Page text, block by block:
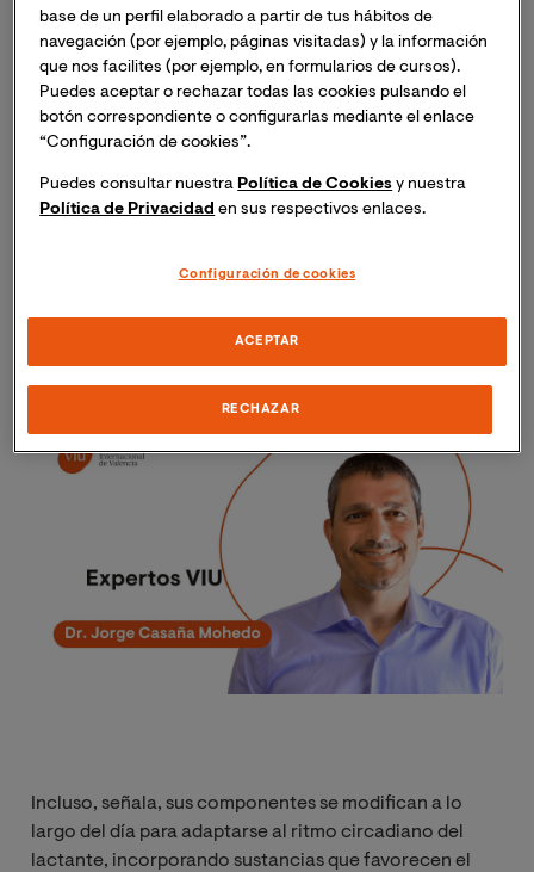
Para entender mejor la lógica detrás de estas
recomendaciones, elDr.Jorge Casaña Mohedo,
doctor en enfermería ydocente de la Facultad de
Ciencias de la Salud de VIU, explica que la leche
materna es un alimento extraordinario, que no puede
ser reemplazado completamente por ningún sustituto,
ya que“La leche de la madre se adapta a las
va a ser la misma. Es decir, la leche materna tiene una
siendo al principio más rica en agua e hidratos de
Incluso, señala, sus componentes se modifican a lo
largo del día para adaptarse al ritmo circadiano del
lactante, incorporando sustancias que favorecen el
base de un perfil elaborado a partir de tus hábitos de
navegación (por ejemplo, páginas visitadas) y la información
que nos facilites (por ejemplo, en formularios de cursos).
Puedes aceptar o rechazar todas las cookies pulsando el
botón correspondiente o configurarlas mediante el enlace
“Configuración de cookies”.
Puedes consultar nuestra Política de Cookies y nuestra
Política de Privacidad en sus respectivos enlaces.
Configuración de cookies
RECHAZAR
ACEPTAR